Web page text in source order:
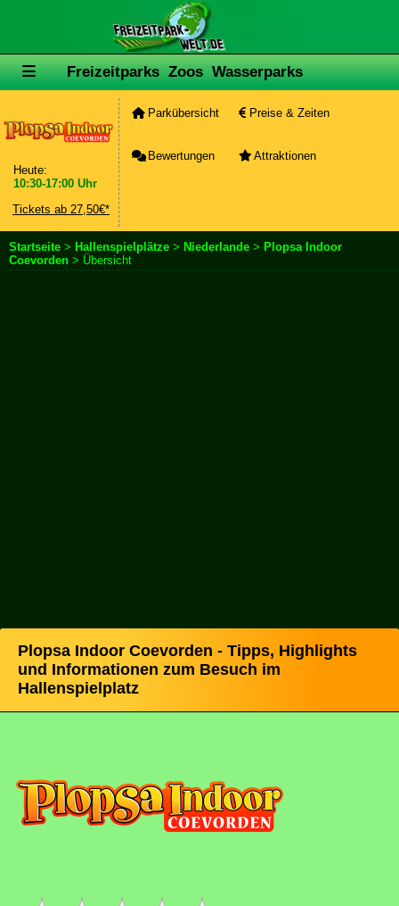
Freizeitparks Zoos Wasserparks
Heute:
10:30-17:00 Uhr
Tickets ab 27,50€*
Parkübersicht Preise & Zeiten
Bewertungen Attraktionen
Startseite > Hallenspielplätze > Niederlande > Plopsa Indoor
Coevorden > Übersicht
Plopsa Indoor Coevorden - Tipps, Highlights
und Informationen zum Besuch im
Hallenspielplatz